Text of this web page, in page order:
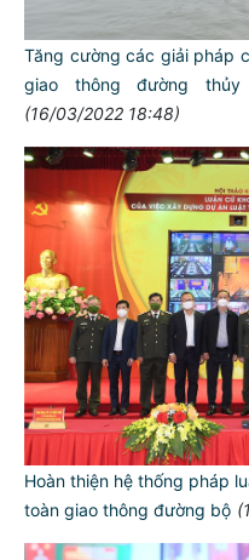
Tăng cường các giải pháp
giao thông đường
(16/03/2022 18:48)
Hoàn thiện hệ thống pháp
toàn giao thông đường bộ